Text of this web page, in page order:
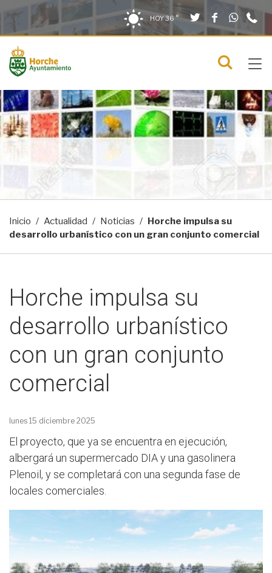
Saltar al contenido
Saltar a la navegación
Información de contacto HOY36 ° TwitterFacebook
menú
Inicio Actualidad Noticias
Horche impulsa su
desarrollo urbanístico con un gran conjunto comercial
Horche impulsa su
desarrollo urbanístico
con un gran conjunto
comercial
lunes 15 diciembre 2025
El proyecto, que ya se encuentra en ejecución,
albergará un supermercado DIA y una gasolinera
Plenoil, y se completará con una segunda fase de
locales comerciales.